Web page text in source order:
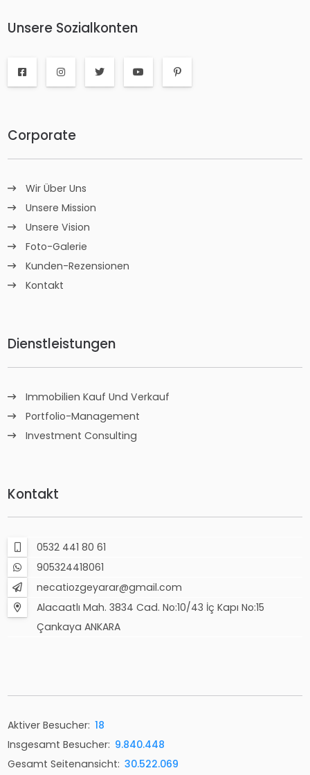
Unsere Sozialkonten
Corporate
Wir Über Uns
Unsere Mission
Unsere Vision
Foto-Galerie
Kunden-Rezensionen
Kontakt
Dienstleistungen
Immobilien Kauf Und Verkauf
Portfolio-Management
Investment Consulting
Kontakt
0532 441 80 61
905324418061
necatiozgeyarar@gmail.com
Alacaatlı Mah. 3834 Cad. No:10/43 İç Kapı No:15
Çankaya ANKARA
Aktiver Besucher: 18
Insgesamt Besucher: 9.840.448
Gesamt Seitenansicht: 30.522.069